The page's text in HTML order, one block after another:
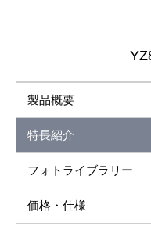
製品概要
特長紹介
フォトライブラリー
価格・仕様